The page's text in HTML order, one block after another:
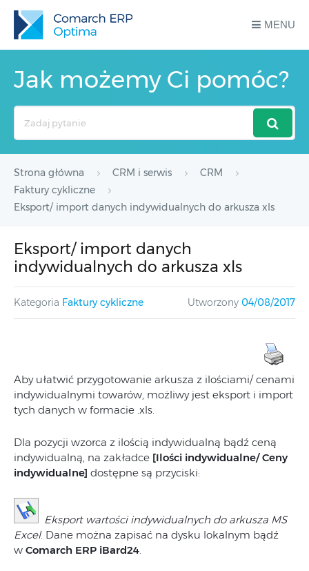
MENU
Jak możemy Ci pomóc?
Strona główna CRM i serwis
CRM
Faktury cykliczne
Eksport/ import danych indywidualnych do arkusza xls
Eksport/ import danych
indywidualnych do arkusza xls
Kategoria Faktury cykliczne Utworzony 04/08/2017
Aby ułatwić przygotowanie arkusza z ilościami/ cenami
indywidualnymi towarów, możliwy jest eksport i import
tych danych w formacie .xls.
Dla pozycji wzorca z ilością indywidualną bądź ceną
indywidualną, na zakładce [Ilości indywidualne/ Ceny
indywidualne] dostępne są przyciski:
Eksport wartości indywidualnych do arkusza MS
Excel. Dane można zapisać na dysku lokalnym bądź
w Comarch ERP iBard24.